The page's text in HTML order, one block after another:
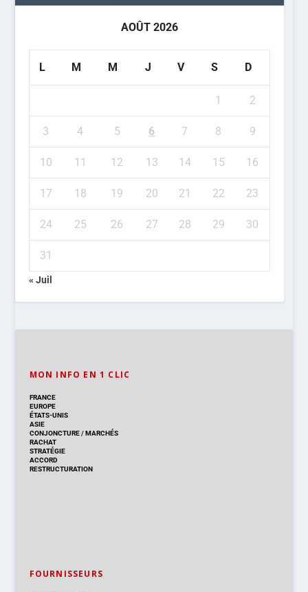
AOÛT 2026
L M M J V S D
1 2
3 4 5 6 7 8 9
10 11 12 13 14 15 16
17 18 19 20 21 22 23
24 25 26 27 28 29 30
31
« Juil
MON INFO EN 1 CLIC
FRANCE
EUROPE
ÉTATS-UNIS
ASIE
CONJONCTURE/MARCHÉS
RACHAT
STRATÉGIE
ACCORD
RESTRUCTURATION
FOURNISSEURS